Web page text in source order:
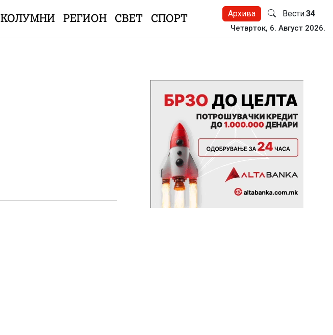
КОЛУМНИ РЕГИОН СВЕТ СПОРТ Архива Вести:34
Четврток, 6. Август 2026.